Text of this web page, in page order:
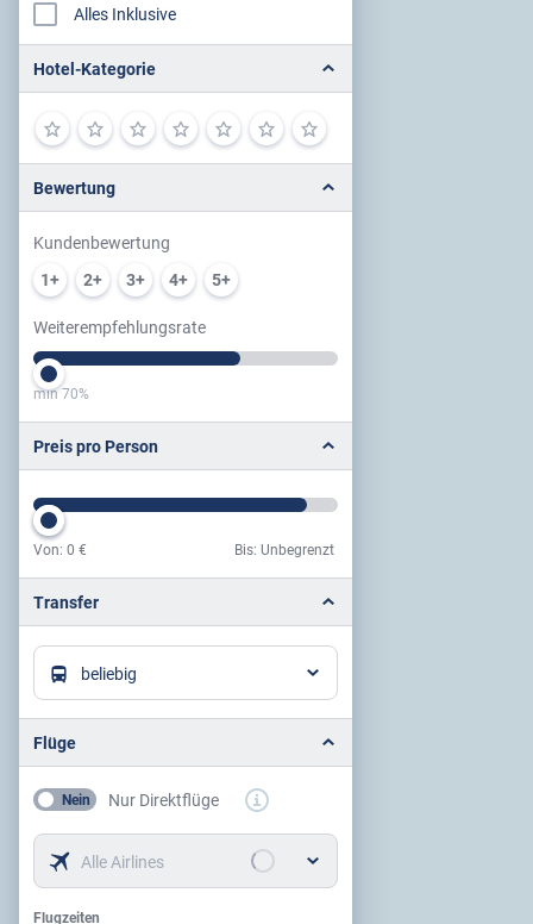
Alles Inklusive
Hotel-Kategorie
Bewertung
Kundenbewertung
1+
2+ 3+ 4+ 5+
Weiterempfehlungsrate
Slider
min 70%
Preis pro Person
Von: 0 € Bis: Unbegrenzt
Transfer
beliebig
Flüge
Nein Nur Direktflüge
Alle Airlines
Flugzeiten
Flugzeiten